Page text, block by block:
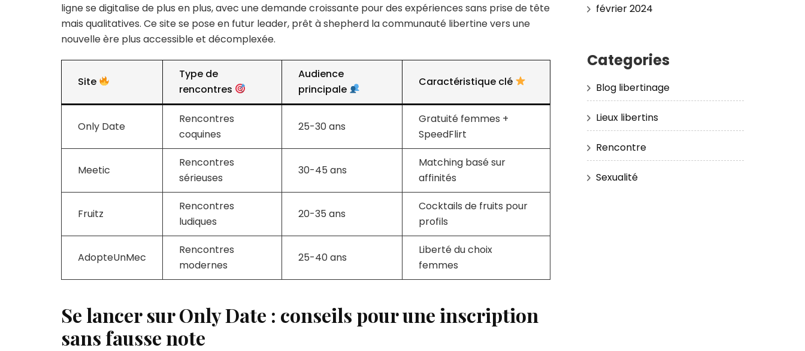
ligne se digitalise de plus en plus, avec une demande croissante pour des expériences sans prise de tête
mais qualitatives. Ce site se pose en futur leader, prêt à shepherd la communauté libertine vers une
nouvelle ère plus accessible et décomplexée.
Site
Type de
rencontres
Audience
principale
Caractéristique clé
Only Date
Rencontres
coquines
25-30 ans
Gratuité femmes +
SpeedFlirt
Meetic
Rencontres
sérieuses
30-45 ans
Matching basé sur
affinités
Fruitz
Rencontres
ludiques
20-35 ans
Cocktails de fruits pour
profils
AdopteUnMec
Rencontres
modernes
25-40 ans
Liberté du choix
femmes
Se lancer sur Only Date : conseils pour une inscription
sans fausse note
février 2024
Categories
Blog libertinage
Lieux libertins
Rencontre
Sexualité